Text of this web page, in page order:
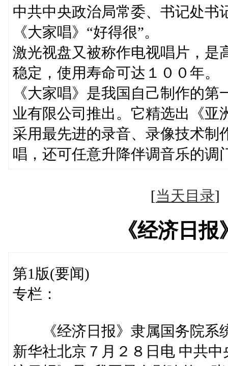
中共中央政治局常委、书记处书
《大家唱》“好得很”。
激光视盘又被称作电视唱片，是
稳定，使用寿命可达１００年。
《大家唱》是我国自己制作的
业有限公司推出。它精选出《亚
采用最先进的录音、录像技术制
唱，还可任意升降伴调音乐的调
[当天目录
《经济日
第1版(要闻)
专栏：
《经济日报》隶属国务院系
新华社北京７月２８日电 中共